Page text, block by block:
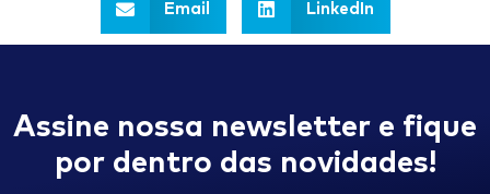
Email LinkedIn
Assine nossa newsletter e fique
por dentro das novidades!